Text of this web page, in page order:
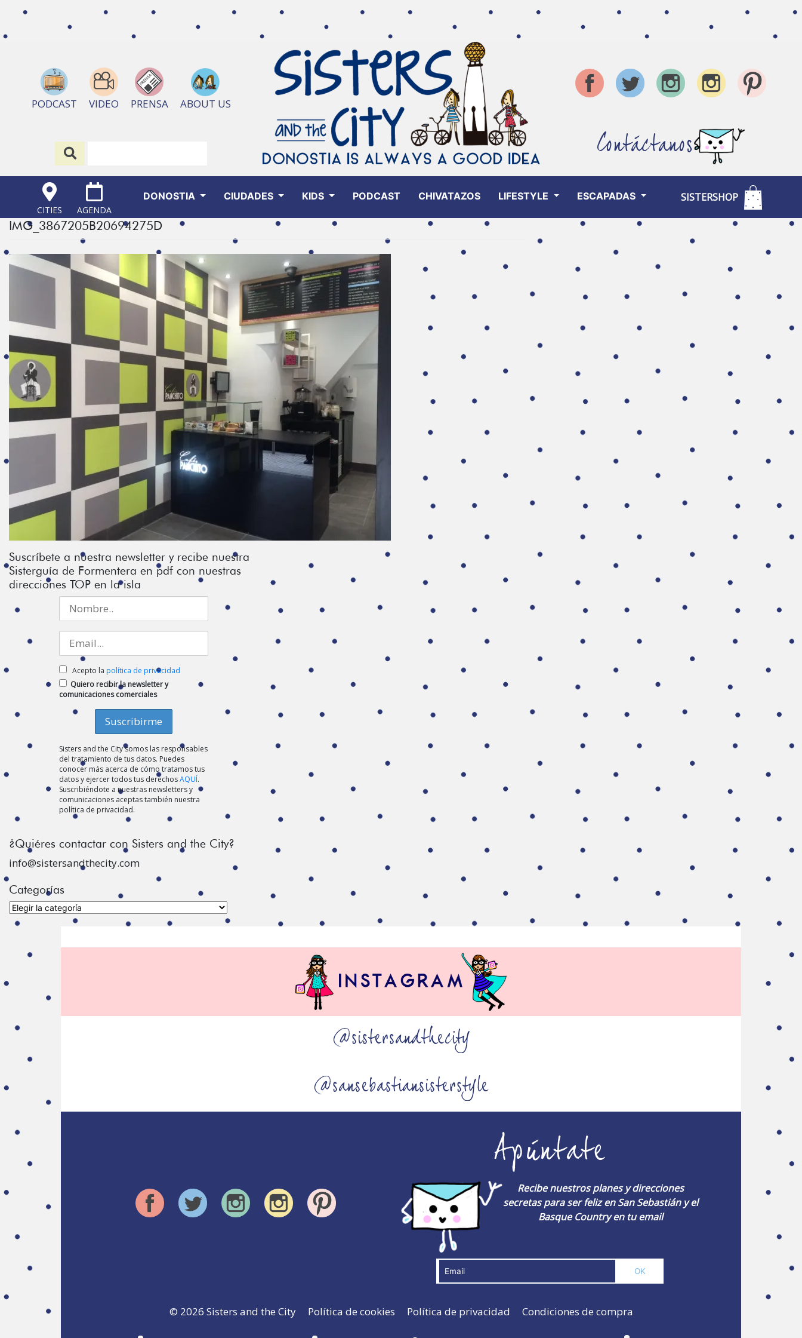
PODCAST VIDEO PRENSA ABOUT US
Contáctanos
CITIES AGENDA
DONOSTIA CIUDADES KIDS PODCAST CHIVATAZOS LIFESTYLE ESCAPADAS SISTERSHOP
IMG_3867205B20694275D
Suscríbete a nuestra newsletter y recibe nuestra
Sisterguía de Formentera en pdf con nuestras
direcciones TOP en la isla
Acepto la política de privacidad
Quiero recibir la newsletter y
comunicaciones comerciales
Sisters and the City somos las responsables
del tratamiento de tus datos. Puedes
conocer más acerca de cómo tratamos tus
datos y ejercer todos tus derechosAQUÍ.
Suscribiéndote a nuestras newsletters y
comunicaciones aceptas también nuestra
política de privacidad.
¿Quiéres contactar con Sisters and the City?
info@sistersandthecity.com
Categorías
Categorías
@sistersandthecity
@sansebastiansisterstyle
Apúntate
Recibe nuestros planes y direcciones
secretas para ser feliz en San Sebastián y el
Basque Country en tu email
© 2026 Sisters and the City Política de cookies Política de privacidad Condiciones de compra